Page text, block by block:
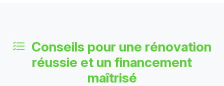
Conseils pour une rénovation
réussie et un financement
maîtrisé